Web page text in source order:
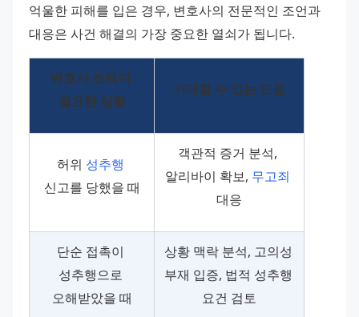
억울한 피해를 입은 경우, 변호사의 전문적인 조언과
대응은 사건 해결의 가장 중요한 열쇠가 됩니다.
변호사 조력이
필요한 상황
기대할 수 있는 도움
허위 성추행
신고를 당했을 때
객관적 증거 분석,
알리바이 확보, 무고죄
대응
단순 접촉이
성추행으로
오해받았을 때
상황 맥락 분석, 고의성
부재 입증, 법적 성추행
요건 검토